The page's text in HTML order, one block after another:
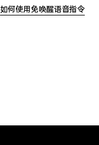
如何使用免唤醒语音指令